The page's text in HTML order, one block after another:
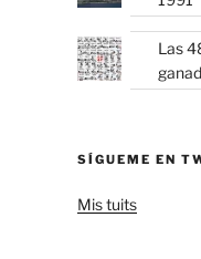
Las
SÍGUEME EN
Mis tuits